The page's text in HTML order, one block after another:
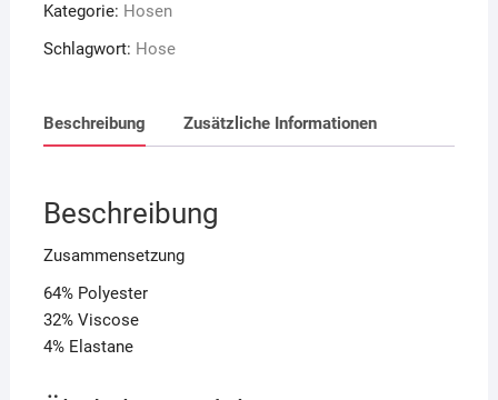
Kategorie: Hosen
Schlagwort: Hose
Beschreibung Zusätzliche Informationen
Beschreibung
Zusammensetzung
64% Polyester
32% Viscose
4% Elastane